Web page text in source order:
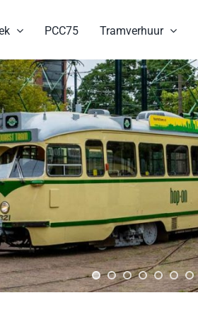
PCC75 Tramverhuur